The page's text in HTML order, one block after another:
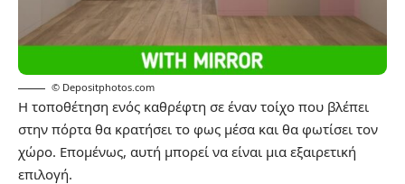
© Depositphotos.com
Η τοποθέτηση ενός καθρέφτη σε έναν τοίχο που βλέπει
στην πόρτα θα κρατήσει το φως μέσα και θα φωτίσει τον
χώρο. Επομένως, αυτή μπορεί να είναι μια εξαιρετική
επιλογή.